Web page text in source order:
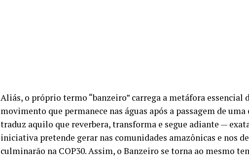
Aliás, o próprio termo “banzeiro” carrega a metáfora essencial
movimento que permanece nas águas após a passagem de uma
traduz aquilo que reverbera, transforma e segue adiante —
iniciativa pretende gerar nas comunidades amazônicas e nos
culminarão na COP30. Assim, o Banzeiro se torna ao mesmo